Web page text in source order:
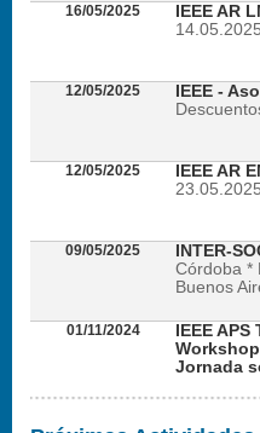
16/05/2025
IEEE AR
14.05.2025
12/05/2025
IEEE -
12/05/2025
IEEE AR
09/05/2025
INTER-
Córdoba *
Buenos
01/11/2024
IEEE
Workshop
Jornada